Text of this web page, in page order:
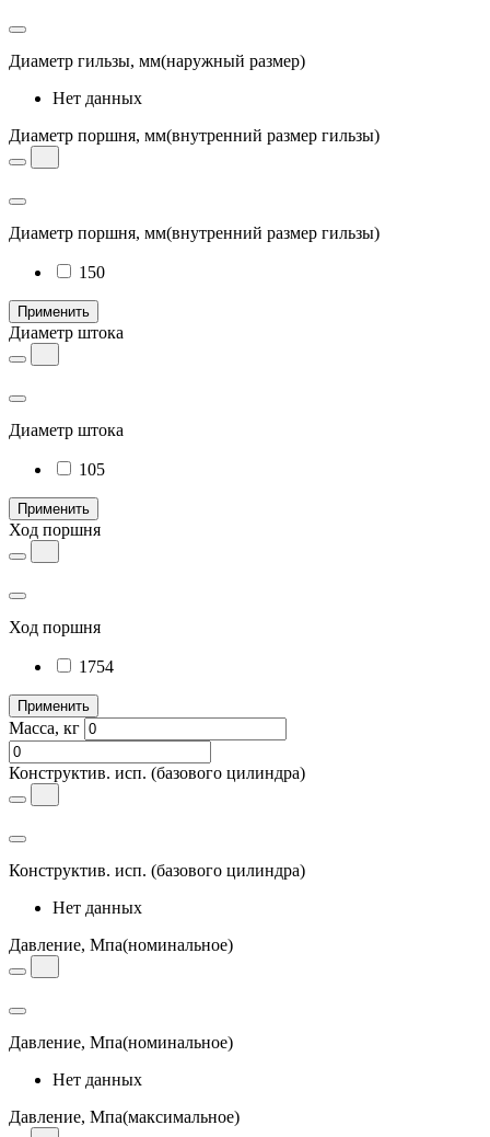
Диаметр гильзы, мм(наружный размер)
Нет данных
Диаметр поршня, мм(внутренний размер гильзы)
Диаметр поршня, мм(внутренний размер гильзы)
150
Применить
Диаметр штока
Диаметр штока
105
Применить
Ход поршня
Ход поршня
1754
Применить
Масса, кг
Конструктив. исп. (базового цилиндра)
Конструктив. исп. (базового цилиндра)
Нет данных
Давление, Мпа(номинальное)
Давление, Мпа(номинальное)
Нет данных
Давление, Мпа(максимальное)